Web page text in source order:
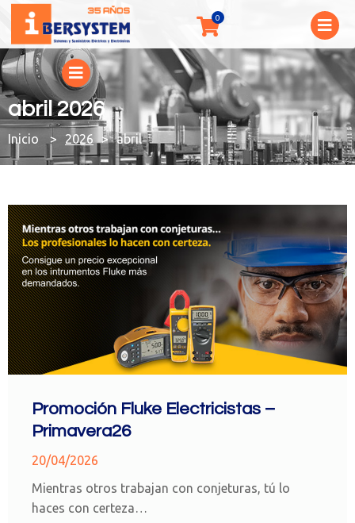
abril 2026
You are here:
2026 abril
Promoción Fluke Electricistas –
Primavera26
20/04/2026
Mientras otros trabajan con conjeturas, tú lo
haces con certeza…